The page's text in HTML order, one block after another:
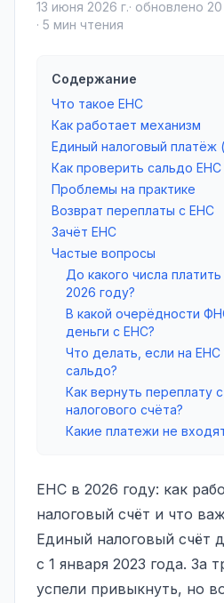
13 июня 2026 г.· обновлено
· 5 мин чтения
Содержание
Что такое ЕНС
Как работает механизм
Единый налоговый платёж
Как проверить сальдо ЕНС
Проблемы на практике
Возврат переплаты с ЕНС
Зачёт ЕНС
Частые вопросы
До какого числа
2026 году?
В какой очерёдности
деньги с ЕНС?
Что делать, если на
сальдо?
Как вернуть переплату
налогового счёта?
Какие платежи не
ЕНС в 2026 году: как
налоговый счёт и что
Единый налоговый счёт
с 1 января 2023 года. За
успели привыкнуть, но